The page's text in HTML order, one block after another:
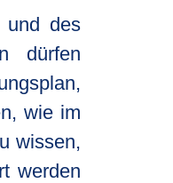
und des
dürfen
wie im
wissen,
werden